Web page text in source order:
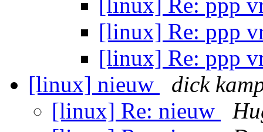
[linux] Re: ppp
[linux] Re: ppp
[linux] Re: ppp
[linux] nieuw
dick
[linux] Re: nieuw